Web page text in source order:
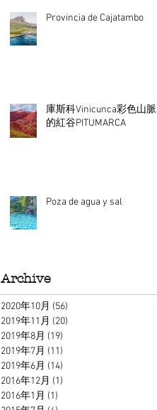
Provincia de Cajatambo
庫斯科Vinicunca彩色山脈
的紅谷PITUMARCA
Poza de agua y sal
Archive
2020年10月 (56)
2019年11月 (20)
2019年8月 (19)
2019年7月 (11)
2019年6月 (14)
2016年12月 (1)
2016年1月 (1)